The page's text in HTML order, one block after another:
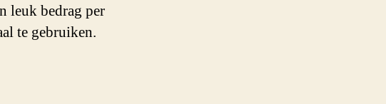
leuk bedrag per
te gebruiken.